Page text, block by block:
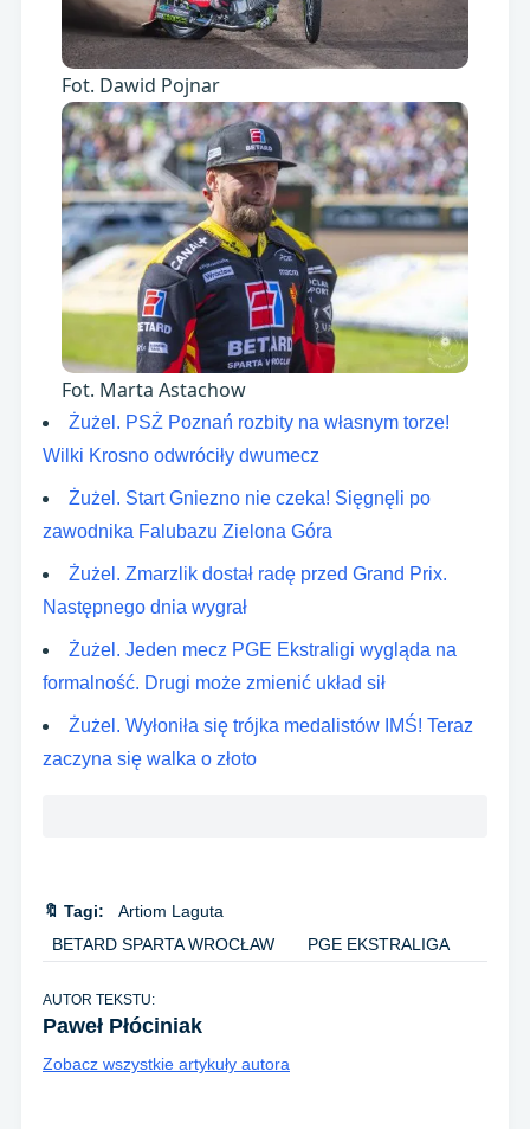
Fot. Dawid Pojnar
Fot. Marta Astachow
Żużel. PSŻ Poznań rozbity na własnym torze!
Wilki Krosno odwróciły dwumecz
Żużel. Start Gniezno nie czeka! Sięgnęli po
zawodnika Falubazu Zielona Góra
Żużel. Zmarzlik dostał radę przed Grand Prix.
Następnego dnia wygrał
Żużel. Jeden mecz PGE Ekstraligi wygląda na
formalność. Drugi może zmienić układ sił
Żużel. Wyłoniła się trójka medalistów IMŚ! Teraz
zaczyna się walka o złoto
🔖 Tagi:
Artiom Laguta
BETARD SPARTA WROCŁAW
PGE EKSTRALIGA
AUTOR TEKSTU:
Paweł Płóciniak
Zobacz wszystkie artykuły autora